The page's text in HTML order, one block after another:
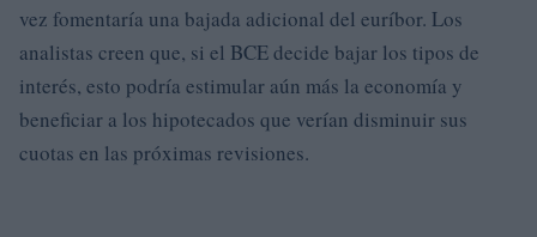
vez fomentaría una bajada adicional del euríbor. Los
analistas creen que, si el BCE decide bajar los tipos de
interés, esto podría estimular aún más la economía y
beneficiar a los hipotecados que verían disminuir sus
cuotas en las próximas revisiones.